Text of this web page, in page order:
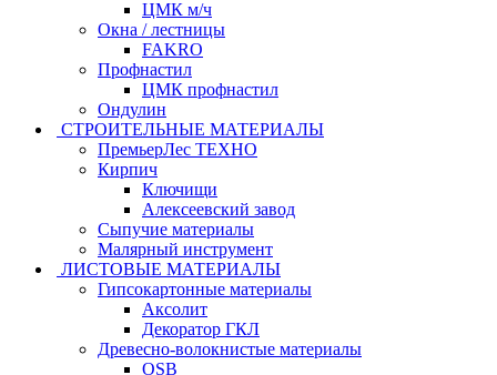
ЦМК м/ч
Окна / лестницы
FAKRO
Профнастил
ЦМК профнастил
Ондулин
СТРОИТЕЛЬНЫЕ МАТЕРИАЛЫ
ПремьерЛес ТЕХНО
Кирпич
Ключищи
Алексеевский завод
Сыпучие материалы
Малярный инструмент
ЛИСТОВЫЕ МАТЕРИАЛЫ
Гипсокартонные материалы
Аксолит
Декоратор ГКЛ
Древесно-волокнистые материалы
OSB